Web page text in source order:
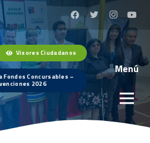
Visores Ciudadanos
Fondos Concursables –
2026
Menú